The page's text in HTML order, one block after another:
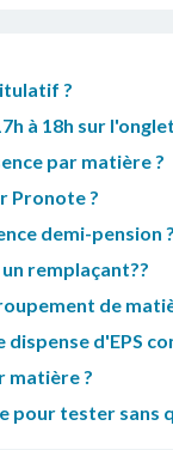
?
à 18h sur
par matière ?
Pronote ?
demi-pension
remplaçant??
de
d'EPS
matière ?
pour tester